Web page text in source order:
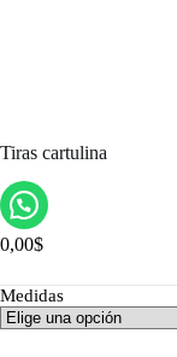
Tiras cartulina
0,00$
Medidas